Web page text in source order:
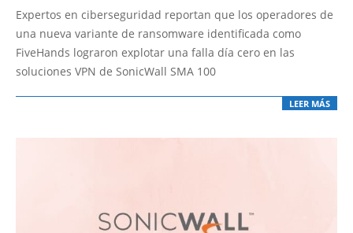
04-
Expertos en ciberseguridad reportan que los operadores de
una nueva variante de ransomware identificada como
FiveHands lograron explotar una falla día cero en las
soluciones VPN de SonicWall SMA 100
LEER MÁS